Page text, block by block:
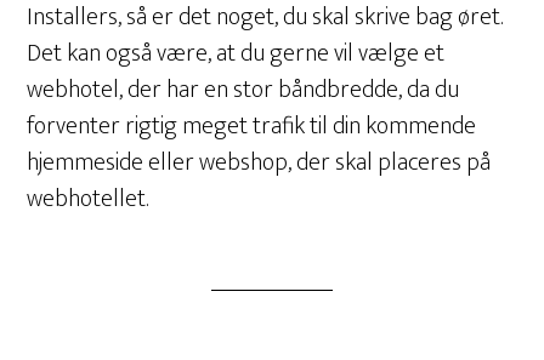
Installers, så er det noget, du skal skrive bag øret.
Det kan også være, at du gerne vil vælge et
webhotel, der har en stor båndbredde, da du
forventer rigtig meget trafik til din kommende
hjemmeside eller webshop, der skal placeres på
webhotellet.